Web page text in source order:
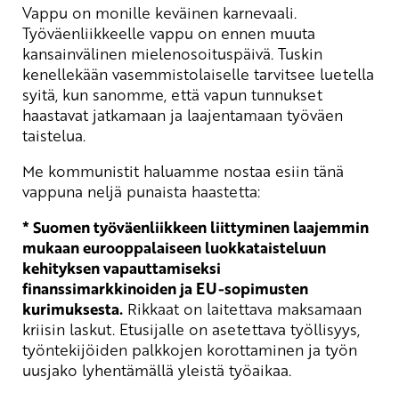
Vappu on monille keväinen karnevaali.
Työväenliikkeelle vappu on ennen muuta
kansainvälinen mielenosoituspäivä. Tuskin
kenellekään vasemmistolaiselle tarvitsee luetella
syitä, kun sanomme, että vapun tunnukset
haastavat jatkamaan ja laajentamaan työväen
taistelua.
Me kommunistit haluamme nostaa esiin tänä
vappuna neljä punaista haastetta:
* Suomen työväenliikkeen liittyminen laajemmin
mukaan eurooppalaiseen luokkataisteluun
kehityksen vapauttamiseksi
finanssimarkkinoiden ja EU-sopimusten
kurimuksesta. Rikkaat on laitettava maksamaan
kriisin laskut. Etusijalle on asetettava työllisyys,
työntekijöiden palkkojen korottaminen ja työn
uusjako lyhentämällä yleistä työaikaa.